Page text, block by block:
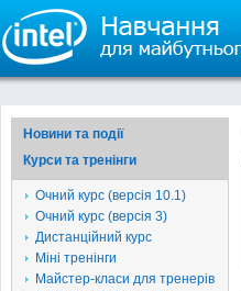
Новини та події
Курси та тренінги
Очний курс (версія 10.1)
Очний курс (версія 3)
Дистанційний курс
Міні тренінги
Майстер-класи для тренерів